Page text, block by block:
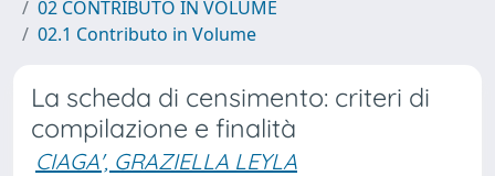
02 CONTRIBUTO IN VOLUME
02.1 Contributo in Volume
La scheda di censimento: criteri di
compilazione e finalità
CIAGA', GRAZIELLA LEYLA